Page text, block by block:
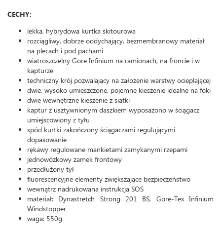
CECHY:
lekka, hybrydowa kurtka skitourowa
rozciągliwy, dobrze oddychający, bezmembranowy materiał
na plecach i pod pachami
wiatroszczelny Gore Infinium na ramionach, na froncie i w
kapturze
techniczny krój pozwalający na założenie warstwy ocieplającej
dwie, wysoko umieszczone, pojemne kieszenie idealne na foki
dwie wewnętrzne kieszenie z siatki
kaptur z usztywnionym daszkiem wyposażono w ściągacz
umiejscowiony z tyłu
spód kurtki zakończony ściągaczami regulującymi
dopasowanie
rękawy regulowane mankietami zamykanymi rzepami
jednowózkowy zamek frontowy
przedłużony tył
fluorescencyjne elementy zwiększające bezpieczeństwo
wewnątrz nadrukowana instrukcja SOS
materiał: Dynastretch Strong 201 BS, Gore-Tex Infinium
Windstopper
waga: 550g